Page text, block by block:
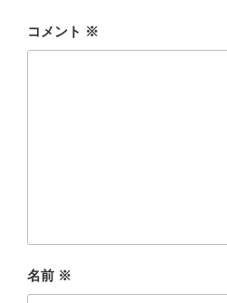
コメント ※
名前 ※